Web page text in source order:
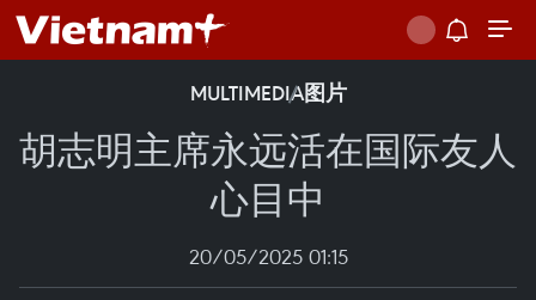
MULTIMEDIA图片
胡志明主席永远活在国际友人
心目中
20/05/2025 01:15